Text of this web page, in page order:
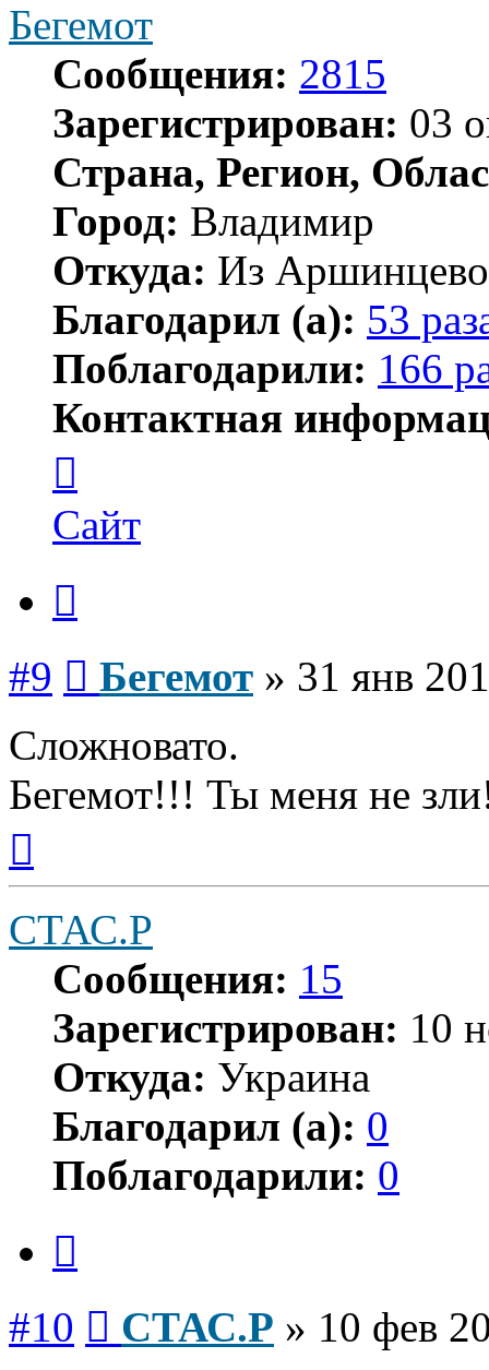
Бегемот
Сообщения: 2815
Зарегистрирован: 03
Страна, Регион,
Город: Владимир
Откуда: Из
Благодарил (а): 53
Поблагодарили: 166
Контактная
пользователя
Бегемот
Сайт
#9 Бегемот » 31 янв
Сложновато.
Бегемот!!! Ты меня не
началу
СТАС.Р
Сообщения: 15
Зарегистрирован: 10
Откуда: Украина
Благодарил (а): 0
Поблагодарили: 0
#10 СТАС.Р » 10 фев